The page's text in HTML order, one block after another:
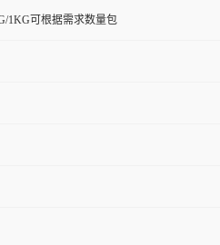
1KG可根据需求数量包